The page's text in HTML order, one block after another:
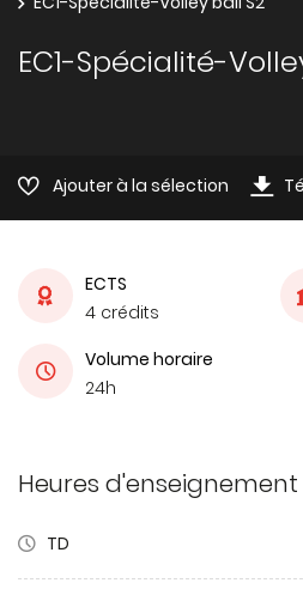
EC1-Spécialité-
Ajouter à la sélection
ECTS
4 crédits
Volume horaire
24h
Heures d'enseignement
TD